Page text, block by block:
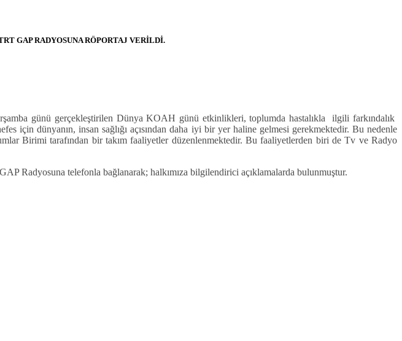
GAP RADYOSUNA RÖPORTAJ VERİLDİ.
günü gerçekleştirilen Dünya KOAH günü etkinlikleri, toplumda hastalıkla ilgili farkındalık
için dünyanın, insan sağlığı açısından daha iyi bir yer haline gelmesi gerekmektedir. Bu nedenle
Birimi tarafından bir takım faaliyetler düzenlenmektedir. Bu faaliyetlerden biri de Tv ve Radyo
Radyosuna telefonla bağlanarak; halkımıza bilgilendirici açıklamalarda bulunmuştur.